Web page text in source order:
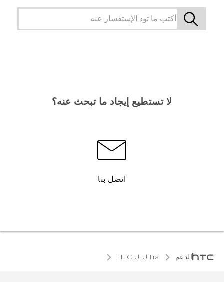
لا تستطيع إيجاد ما تبحث عنه؟
اتصل بنا
الدعم HTC U Ultra‎